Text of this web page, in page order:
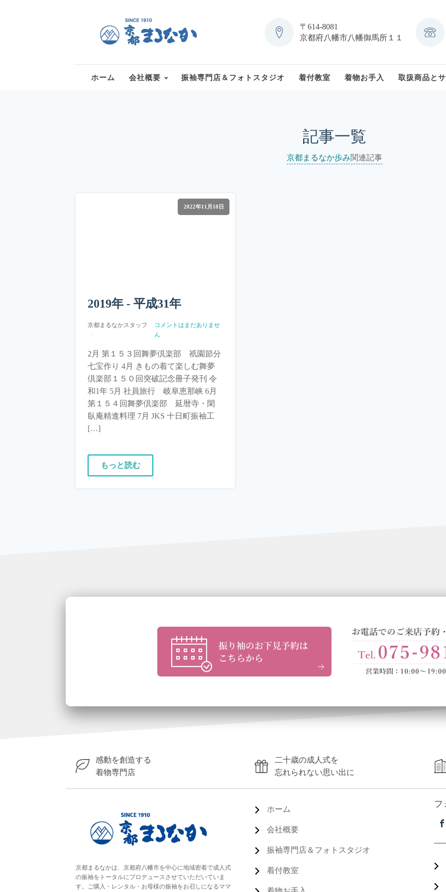
〒614-8081
京都府八幡市八幡御馬所１１
ホーム 会社概要 振袖専門店＆フォトスタジオ 着付教室 着物お手入 取扱商品と
記事一覧
京都まるなか歩み関連記事
2022年11月18日
2019年 - 平成31年
京都まるなかスタッフ
コメントはまだありませ
ん
2月 第１５３回舞夢倶楽部 祇園節分
七宝作り 4月 きもの着て楽しむ舞夢
倶楽部１５０回突破記念冊子発刊 令
和1年 5月 社員旅行 岐阜恵那峡 6月
第１５４回舞夢倶楽部 延暦寺・閑
臥庵精進料理 7月 JKS 十日町振袖工
[…]
もっと読む
感動を創造する
着物専門店
二十歳の成人式を
忘れられない思い出に
京都まるなかは、京都府八幡市を中心に地域密着で成人式
の振袖をトータルにプロデュースさせていただいていま
す。ご購入・レンタル・お母様の振袖をお召しになるママ
ホーム
会社概要
振袖専門店＆フォトスタジオ
着付教室
フ